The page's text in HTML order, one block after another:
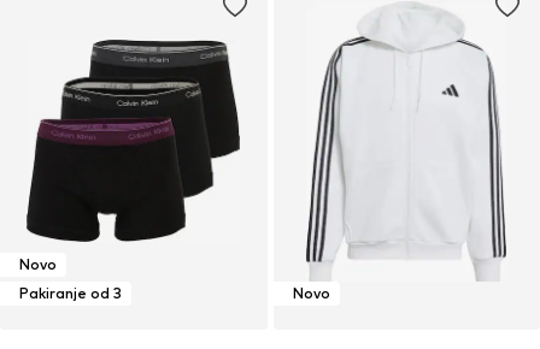
Novo
Pakiranje od 3
Novo